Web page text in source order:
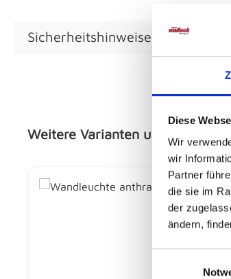
Diese
Wir
wir
Partner
die sie im
der
ändern,
Sicherheitshinweise GPSR
Weitere Varianten und